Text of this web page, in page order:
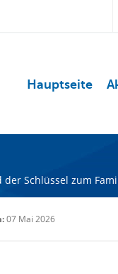
Hauptseite
der Schlüssel zum
07 Mai 2026